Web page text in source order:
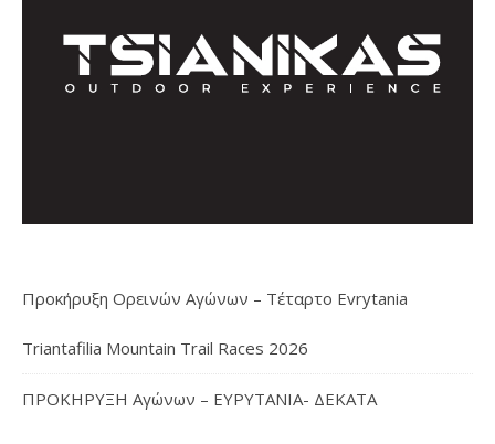
Προκήρυξη Ορεινών Αγώνων – Τέταρτο Evrytania
Triantafilia Mountain Trail Races 2026
ΠΡΟΚΗΡΥΞΗ Αγώνων – ΕΥΡΥΤΑΝΙΑ- ΔΕΚΑΤΑ